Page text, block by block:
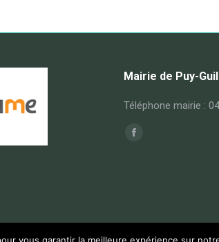
Mairie de Puy-
Téléphone mairie :
Trouvez nous sur :
Facebook